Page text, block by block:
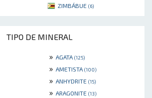
ZIMBÁBUE (6)
TIPO DE MINERAL
» AGATA (125)
» AMETISTA (100)
» ANHYDRITE (15)
» ARAGONITE (13)